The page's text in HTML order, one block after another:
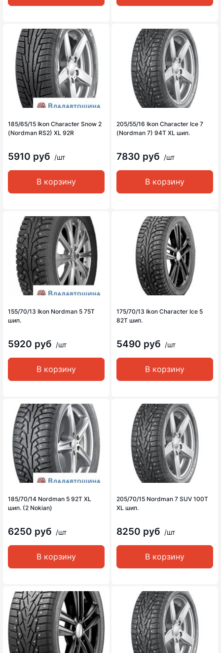
185/65/15 Ikon Character Snow 2
(Nordman RS2) XL 92R
5910 руб /шт
В корзину
205/55/16 Ikon Character Ice 7
(Nordman 7) 94T XL шип.
7830 руб /шт
В корзину
155/70/13 Ikon Nordman 5 75T
шип.
5920 руб /шт
В корзину
175/70/13 Ikon Character Ice 5
82T шип.
5490 руб /шт
В корзину
185/70/14 Nordman 5 92T XL
шип. (2 Nokian)
6250 руб /шт
В корзину
205/70/15 Nordman 7 SUV 100T
XL шип.
8250 руб /шт
В корзину